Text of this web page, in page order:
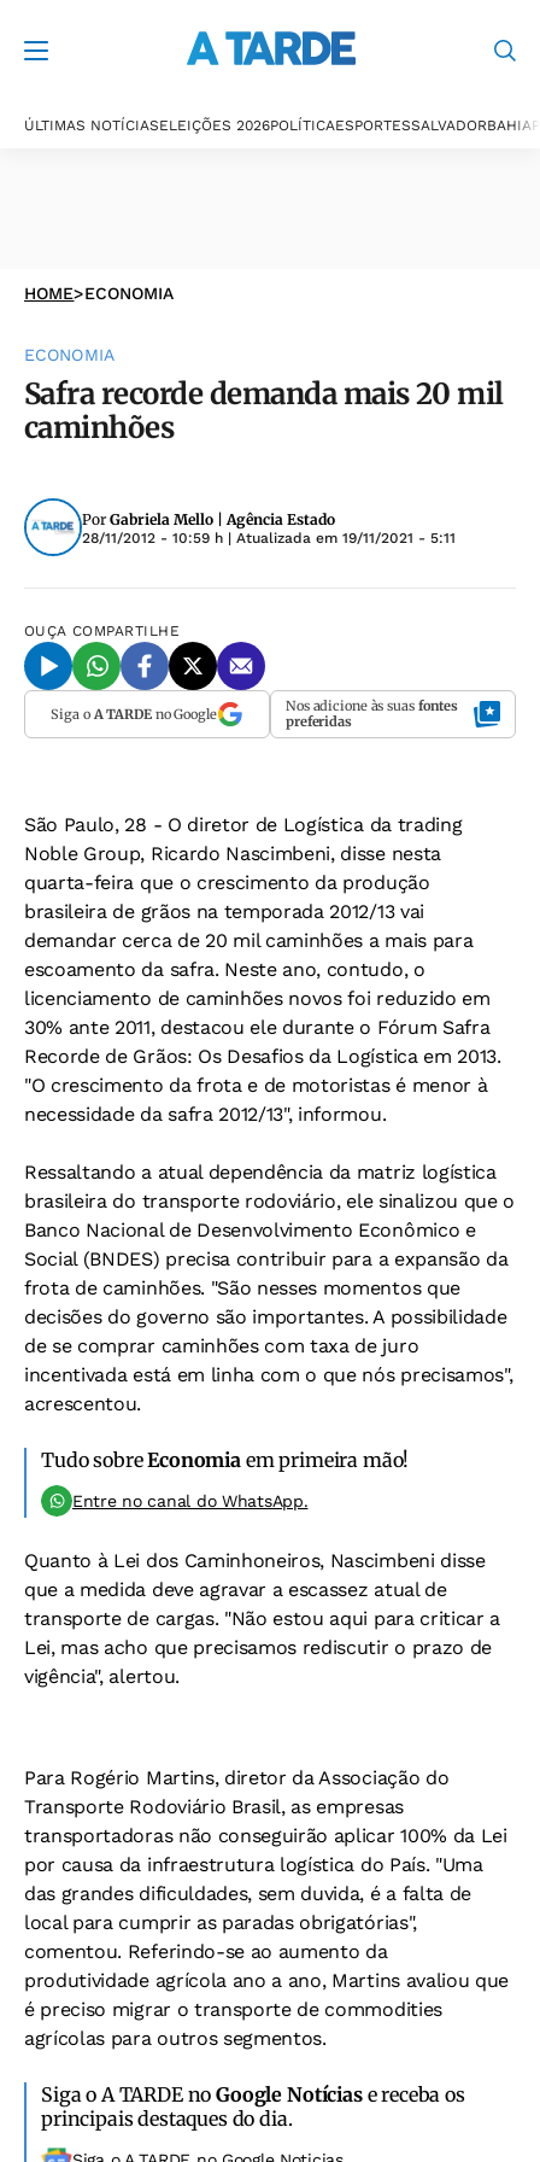
ÚLTIMAS NOTÍCIASELEIÇÕES 2026POLÍTICAESPORTESSALVADORBAHIA
HOME>ECONOMIA
ECONOMIA
Safra recorde demanda mais 20 mil
caminhões
Por Gabriela Mello | Agência Estado
28/11/2012 - 10:59 h | Atualizada em 19/11/2021 - 5:11
OUÇA COMPARTILHE
Siga o A TARDEno Google Nos adicione às suas fontes
preferidas
São Paulo, 28 - O diretor de Logística da trading
Noble Group, Ricardo Nascimbeni, disse nesta
quarta-feira que o crescimento da produção
brasileira de grãos na temporada 2012/13 vai
demandar cerca de 20 mil caminhões a mais para
escoamento da safra. Neste ano, contudo, o
licenciamento de caminhões novos foi reduzido em
30% ante 2011, destacou ele durante o Fórum Safra
Recorde de Grãos: Os Desafios da Logística em 2013.
"O crescimento da frota e de motoristas é menor à
necessidade da safra 2012/13", informou.
Ressaltando a atual dependência da matriz logística
brasileira do transporte rodoviário, ele sinalizou que o
Banco Nacional de Desenvolvimento Econômico e
Social (BNDES) precisa contribuir para a expansão da
frota de caminhões. "São nesses momentos que
decisões do governo são importantes. A possibilidade
de se comprar caminhões com taxa de juro
incentivada está em linha com o que nós precisamos",
acrescentou.
Tudo sobreEconomiaem primeira mão!
Entre no canal do WhatsApp.
Quanto à Lei dos Caminhoneiros, Nascimbeni disse
que a medida deve agravar a escassez atual de
transporte de cargas. "Não estou aqui para criticar a
Lei, mas acho que precisamos rediscutir o prazo de
vigência", alertou.
Para Rogério Martins, diretor da Associação do
Transporte Rodoviário Brasil, as empresas
transportadoras não conseguirão aplicar 100% da Lei
por causa da infraestrutura logística do País. "Uma
das grandes dificuldades, sem duvida, é a falta de
local para cumprir as paradas obrigatórias",
comentou. Referindo-se ao aumento da
produtividade agrícola ano a ano, Martins avaliou que
é preciso migrar o transporte de commodities
agrícolas para outros segmentos.
Siga o A TARDE noGoogle Notíciase receba os
principais destaques do dia.